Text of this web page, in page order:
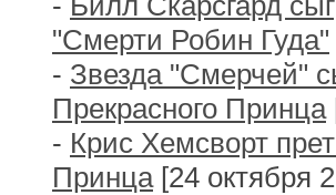
"Смерти Робин Гуда"
- Звезда "Смерчей"
Прекрасного Принца
- Крис Хемсворт
Принца[24 октября